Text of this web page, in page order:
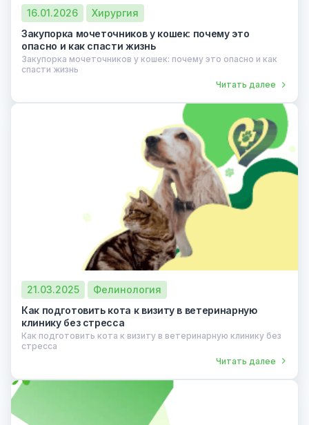
16.01.2026
Хирургия
Закупорка мочеточников у кошек: почему это
опасно и как спасти жизнь
Закупорка мочеточников у кошек: почему это опасно и как
спасти жизнь
Читать далее
21.03.2025
Фелинология
Как подготовить кота к визиту в ветеринарную
клинику без стресса
Как подготовить кота к визиту в ветеринарную клинику без
стресса
Читать далее